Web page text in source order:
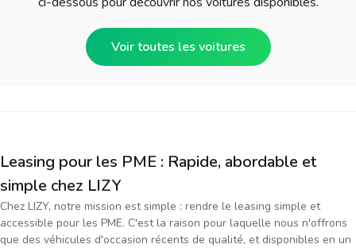
Voir toutes les voitures
Leasing pour les PME : Rapide, abordable et
simple chez LIZY
Chez LIZY, notre mission est simple : rendre le leasing simple et
accessible pour les PME. C'est la raison pour laquelle nous n'offrons
que des véhicules d'occasion récents de qualité, et disponibles en un